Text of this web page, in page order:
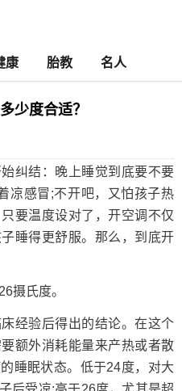
康 胎教 名人
少度合适？
结：晚上睡觉到底要不要
凉感冒;不开吧，又怕孩子热
要温度设对了，开空调不仅
睡得更舒服。那么，到底开
氏度。
验后得出的结论。在这个
额外消耗能量来产热或者散
睡眠状态。低于24度，对大